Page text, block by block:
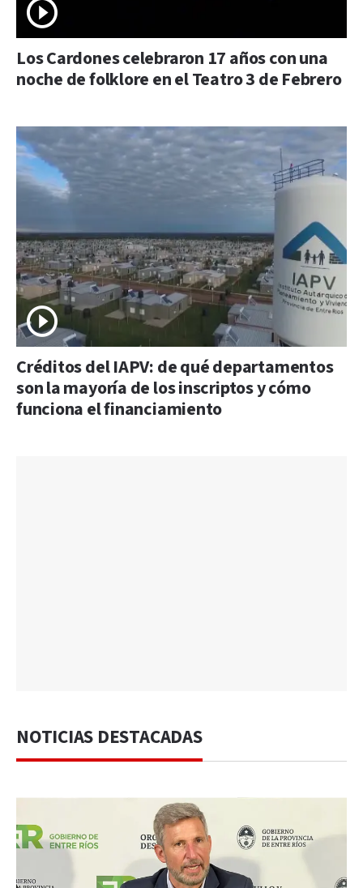
Los Cardones celebraron 17 años con una
noche de folklore en el Teatro 3 de Febrero
Créditos del IAPV: de qué departamentos
son la mayoría de los inscriptos y cómo
funciona el financiamiento
NOTICIAS DESTACADAS